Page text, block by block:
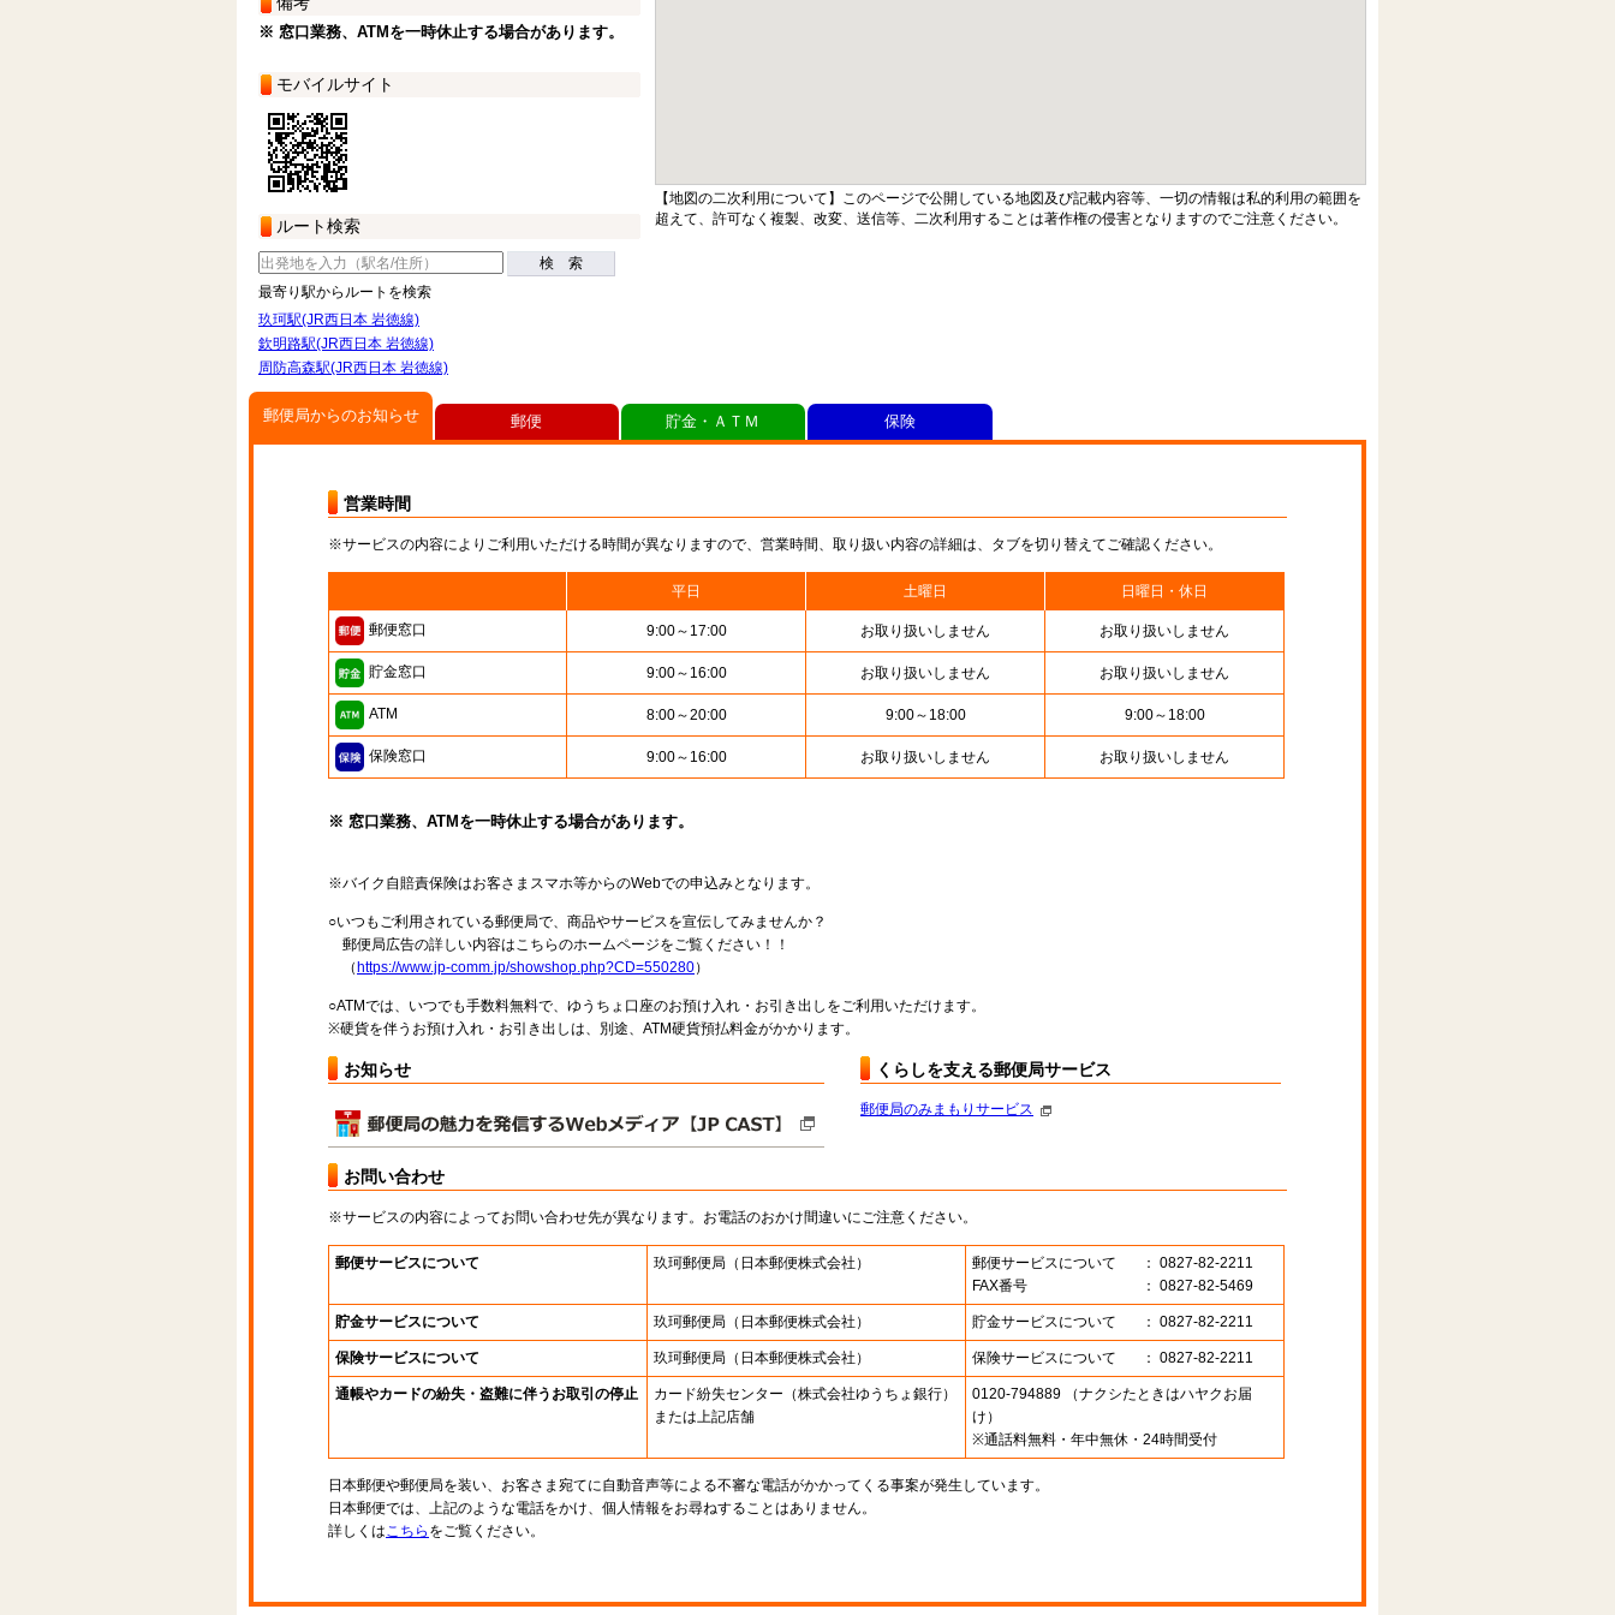
※ 窓口業務、ATMを一時休止する場合があります。
モバイルサイト
ルート検索
検 索
最寄り駅からルートを検索
玖珂駅(JR西日本 岩徳線)
欽明路駅(JR西日本 岩徳線)
周防高森駅(JR西日本 岩徳線)
【地図の二次利用について】このページで公開している地図及び記載内容等、一切の情報は私的利用の範囲を
超えて、許可なく複製、改変、送信等、二次利用することは著作権の侵害となりますのでご注意ください。
郵便局からのお知らせ
営業時間
※サービスの内容によりご利用いただける時間が異なりますので、営業時間、取り扱い内容の詳細は、タブを切り替えてご確認ください。
平日 土曜日 日曜日・休日
郵便窓口 9:00～17:00 お取り扱いしません お取り扱いしません
貯金窓口 9:00～16:00 お取り扱いしません お取り扱いしません
ATM 8:00～20:00 9:00～18:00 9:00～18:00
保険窓口 9:00～16:00 お取り扱いしません お取り扱いしません
※ 窓口業務、ATMを一時休止する場合があります。
※バイク自賠責保険はお客さまスマホ等からのWebでの申込みとなります。
○いつもご利用されている郵便局で、商品やサービスを宣伝してみませんか？
郵便局広告の詳しい内容はこちらのホームページをご覧ください！！
（ https://www.jp-comm.jp/showshop.php?CD=550280）
○ATMでは、いつでも手数料無料で、ゆうちょ口座のお預け入れ・お引き出しをご利用いただけます。
※硬貨を伴うお預け入れ・お引き出しは、別途、ATM硬貨預払料金がかかります。
お知らせ くらしを支える郵便局サービス
郵便局のみまもりサービス
お問い合わせ
※サービスの内容によってお問い合わせ先が異なります。お電話のおかけ間違いにご注意ください。
郵便サービスについて 玖珂郵便局 （日本郵便株式会社） 郵便サービスについて
： 0827-82-2211
FAX番号
： 0827-82-5469
貯金サービスについて 玖珂郵便局 （日本郵便株式会社） 貯金サービスについて ： 0827-82-2211
保険サービスについて 玖珂郵便局 （日本郵便株式会社） 保険サービスについて ： 0827-82-2211
通帳やカードの紛失・盗難に伴うお取引の停止 カード紛失センター （株式会社ゆうちょ銀行）
または上記店舗
0120-794889 （ナクシたときはハヤクお届
け）
※通話料無料・年中無休・24時間受付
日本郵便や郵便局を装い、お客さま宛てに自動音声等による不審な電話がかかってくる事案が発生しています。
日本郵便では、上記のような電話をかけ、個人情報をお尋ねすることはありません。
詳しくはこちら をご覧ください。
郵便 貯金・ＡＴＭ 保険